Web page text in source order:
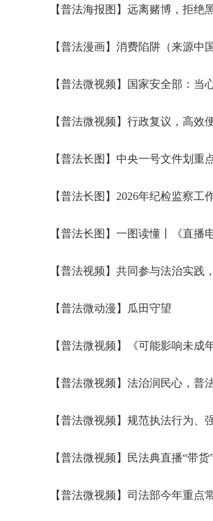
【普法海报图】远离赌博，拒绝
【普法漫画】消费陷阱（来源中
【普法微视频】国家安全部：当
【普法微视频】行政复议，高效
【普法长图】中央一号文件划重
【普法长图】2026年纪检监察工
【普法长图】一图读懂丨《直播
【普法视频】共同参与法治实践
【普法微动漫】瓜田守望
【普法微视频】《可能影响未
【普法微视频】法治润民心，普
【普法微视频】规范执法行为、
【普法微视频】民法典直播“带货
【普法微视频】司法部今年重点